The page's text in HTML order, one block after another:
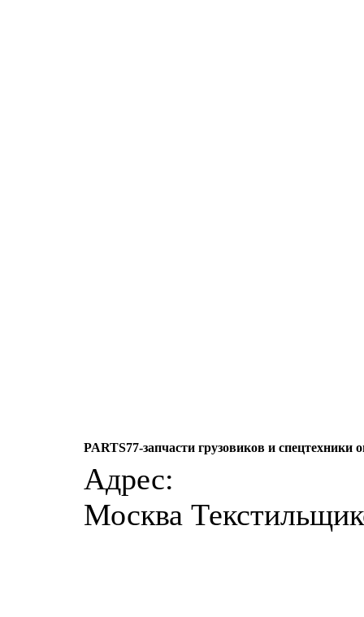
PARTS77-запчасти грузовиков и спецтехники
Адрес:
Москва